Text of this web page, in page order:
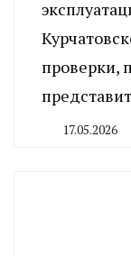
проверки,
17.05.2026